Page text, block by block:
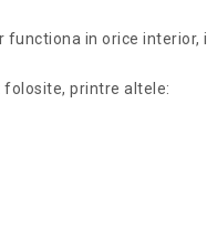
functiona in orice
folosite, printre altele: